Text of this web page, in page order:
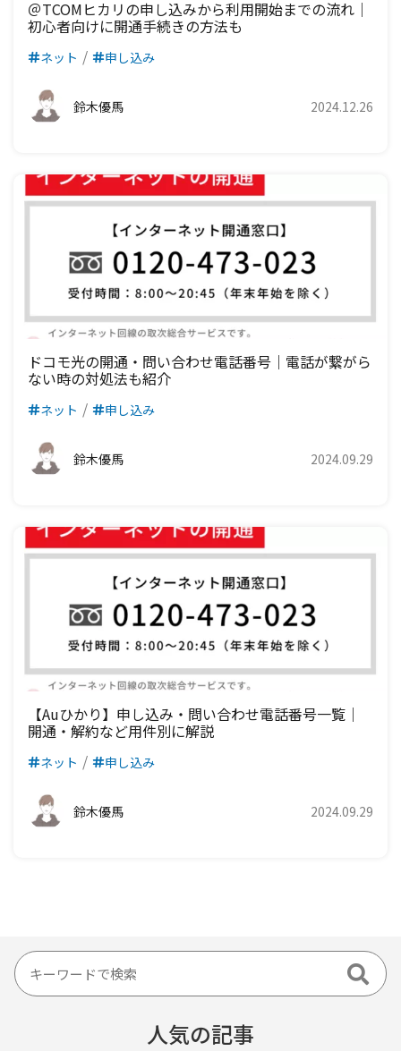
＠TCOMヒカリの申し込みから利用開始までの流れ｜
初心者向けに開通手続きの方法も
ネット 申し込み
鈴木優馬 2024.12.26
ドコモ光の開通・問い合わせ電話番号｜電話が繋がら
ない時の対処法も紹介
ネット 申し込み
鈴木優馬 2024.09.29
【auひかり】申し込み・問い合わせ電話番号一覧｜
開通・解約など用件別に解説
ネット 申し込み
鈴木優馬 2024.09.29
人気の記事